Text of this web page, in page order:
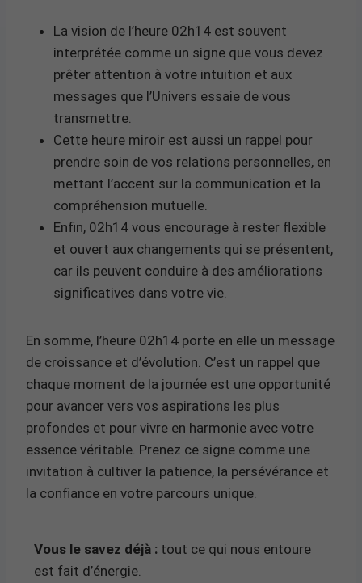
La vision de l’heure 02h14 est souvent
interprétée comme un signe que vous devez
prêter attention à votre intuition et aux
messages que l’Univers essaie de vous
transmettre.
Cette heure miroir est aussi un rappel pour
prendre soin de vos relations personnelles, en
mettant l’accent sur la communication et la
compréhension mutuelle.
Enfin, 02h14 vous encourage à rester flexible
et ouvert aux changements qui se présentent,
car ils peuvent conduire à des améliorations
significatives dans votre vie.
En somme, l’heure 02h14 porte en elle un message
de croissance et d’évolution. C’est un rappel que
chaque moment de la journée est une opportunité
pour avancer vers vos aspirations les plus
profondes et pour vivre en harmonie avec votre
essence véritable. Prenez ce signe comme une
invitation à cultiver la patience, la persévérance et
la confiance en votre parcours unique.
Vous le savez déjà : tout ce qui nous entoure
est fait d’énergie.